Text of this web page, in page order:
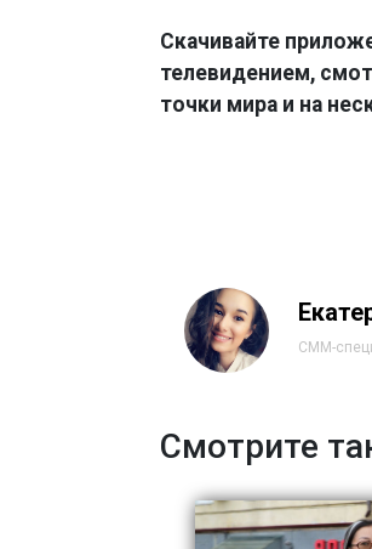
Скачивайте
телевидением,
точки мира и на
СММ-
Смотрите